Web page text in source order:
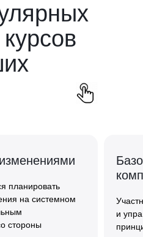
и
планировать
на системном
стороны